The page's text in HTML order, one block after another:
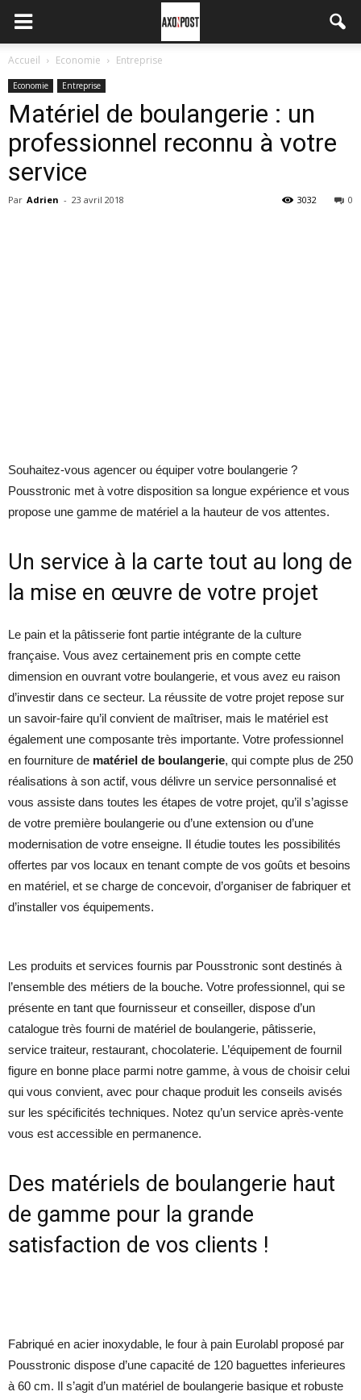
Accueil Economie Entreprise
Economie Entreprise
Matériel de boulangerie : un
professionnel reconnu à votre
service
Par Adrien - 23 avril 2018 0
3032
Souhaitez-vous agencer ou équiper votre boulangerie ?
Pousstronic met à votre disposition sa longue expérience et vous
propose une gamme de matériel a la hauteur de vos attentes.
Un service à la carte tout au long de
la mise en œuvre de votre projet
Le pain et la pâtisserie font partie intégrante de la culture
française. Vous avez certainement pris en compte cette
dimension en ouvrant votre boulangerie, et vous avez eu raison
d’investir dans ce secteur. La réussite de votre projet repose sur
un savoir-faire qu’il convient de maîtriser, mais le matériel est
également une composante très importante. Votre professionnel
en fourniture de matériel de boulangerie, qui compte plus de 250
réalisations à son actif, vous délivre un service personnalisé et
vous assiste dans toutes les étapes de votre projet, qu’il s’agisse
de votre première boulangerie ou d’une extension ou d’une
modernisation de votre enseigne. Il étudie toutes les possibilités
offertes par vos locaux en tenant compte de vos goûts et besoins
en matériel, et se charge de concevoir, d’organiser de fabriquer et
d’installer vos équipements.
Les produits et services fournis par Pousstronic sont destinés à
l’ensemble des métiers de la bouche. Votre professionnel, qui se
présente en tant que fournisseur et conseiller, dispose d’un
catalogue très fourni de matériel de boulangerie, pâtisserie,
service traiteur, restaurant, chocolaterie. L’équipement de fournil
figure en bonne place parmi notre gamme, à vous de choisir celui
qui vous convient, avec pour chaque produit les conseils avisés
sur les spécificités techniques. Notez qu’un service après-vente
vous est accessible en permanence.
Des matériels de boulangerie haut
de gamme pour la grande
satisfaction de vos clients !
Fabriqué en acier inoxydable, le four à pain Eurolabl proposé par
Pousstronic dispose d’une capacité de 120 baguettes inferieures
à 60 cm. Il s’agit d’un matériel de boulangerie basique et robuste